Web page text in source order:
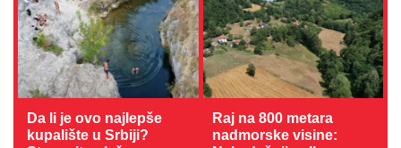
Da li je ovo najlepše
kupalište u Srbiji?
Raj na 800 metara
nadmorske visine: